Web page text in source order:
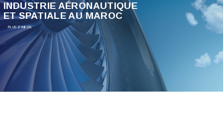
INDUSTRIE AÉRONAUTIQUE
ET SPATIALE AU MAROC
PLUS D'INFOS